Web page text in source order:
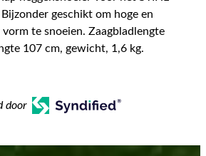
geschikt om hoge en
vorm te snoeien. Zaagbladlengte
107 cm, gewicht, 1,6 kg.
door